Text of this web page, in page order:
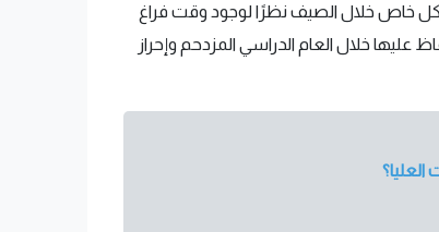
خاص خلال الصيف نظرًا لوجود وقت فراغ
خلال العام الدراسي المزدحم وإحراز